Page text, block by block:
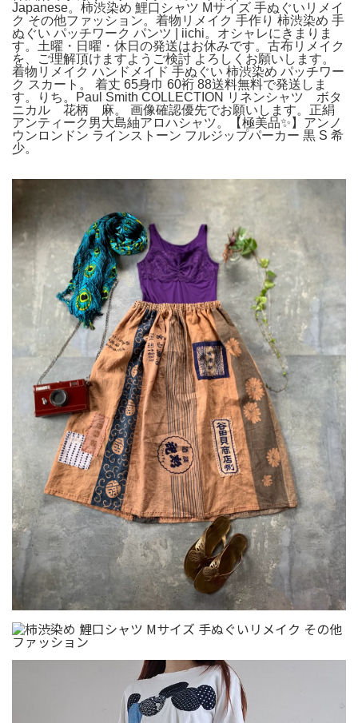
Japanese。柿渋染め 鯉口シャツ Mサイズ 手ぬぐいリメイ
ク その他ファッション。着物リメイク 手作り 柿渋染め 手
ぬぐい パッチワーク パンツ | iichi。オシャレにきまりま
す。土曜・日曜・休日の発送はお休みです。古布リメイク
を、ご理解頂けますようご検討 よろしくお願いします。
着物リメイク ハンドメイド 手ぬぐい 柿渋染め パッチワー
ク スカート。 着丈 65身巾 60裄 88送料無料で発送しま
す。りち。Paul Smith COLLECTION リネンシャツ ボタ
ニカル 花柄 麻。 画像確認優先でお願いします。正絹
アンティーク男大島紬アロハシャツ。【極美品✨】アンノ
ウンロンドン ラインストーン フルジップパーカー 黒 S 希
少。